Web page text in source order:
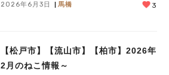
2026年6月3日 馬橋 3
【松戸市】【流山市】【柏市】2026年
2月のねこ情報～